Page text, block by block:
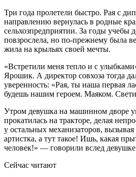
Три года пролетели быстро. Рая с
направлению вернулась в родные
сельхозпредприятии. За годы учебы
повзрослела, но по-прежнему была
жила на крыльях своей мечты.
«Встретили меня тепло и с
Ярошик. А директор совхоза тогда
уверенность: «Рая, ты наша первая
будешь нашим героем. Маяком.
Утром девушка на машинном дворе
прокатилась на тракторе, делая
у остальных механизаторов,
артистка, а тут такое! Ишь, какая
человек!» — говорили вслед
Сейчас читают